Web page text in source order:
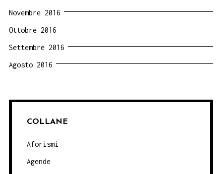
Novembre 2016
Ottobre 2016
Settembre 2016
Agosto 2016
COLLANE
Aforismi
Agende